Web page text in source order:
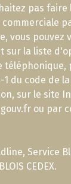
pas faire
vous pouvez
sur la liste
téléphonique,
1 du code de la
sur le site
ou par
Service
CEDEX.